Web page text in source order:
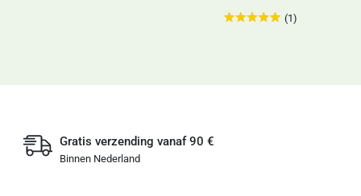
(1)
Gratis verzending vanaf 90 €
Binnen Nederland